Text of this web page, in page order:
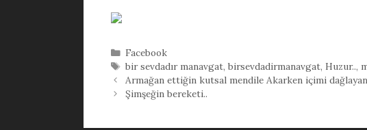
Kategoriler
Facebook
Etiketler
bir sevdadır manavgat,birsevdadirmanavgat, Huzur..,
Armağan ettiğin kutsal mendile Akarken içimi
Şimşeğin bereketi..